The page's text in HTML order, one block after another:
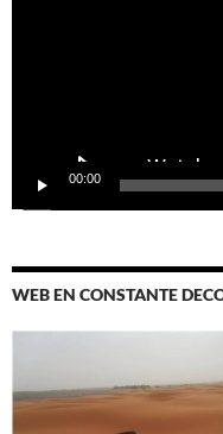
00:00
WEB EN CONSTANTE